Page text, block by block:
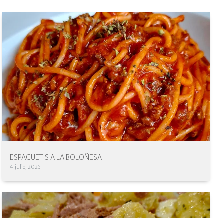
ESPAGUETIS A LA BOLOÑESA
4 julio, 2026